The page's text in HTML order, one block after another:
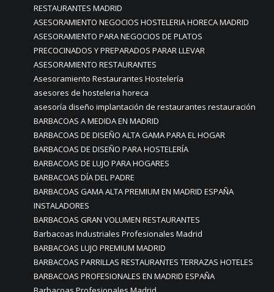
RESTAURANTES MADRID
ASESORAMIENTO NEGOCIOS HOSTELERIA HORECA MADRID
ASESORAMIENTO PARA NEGOCIOS DE PLATOS
PRECOCINADOS Y PREPARADOS PARAR LLEVAR
ASESORAMIENTO RESTAURANTES
Asesoramiento Restaurantes Hostelería
asesores de hosteleria horeca
asesoría diseño implantación de restaurantes restauración
BARBACOAS A MEDIDA EN MADRID
BARBACOAS DE DISEÑO ALTA GAMA PARA EL HOGAR
BARBACOAS DE DISEÑO PARA HOSTELERÍA
BARBACOAS DE LUJO PARA HOGARES
BARBACOAS DÍA DEL PADRE
BARBACOAS GAMA ALTA PREMIUM EN MADRID ESPAÑA
INSTALADORES
BARBACOAS GRAN VOLUMEN RESTAURANTES
Barbacoas Industriales Profesionales Madrid
BARBACOAS LUJO PREMIUM MADRID
BARBACOAS PARRILLAS RESTAURANTES TERRAZAS HOTELES
BARBACOAS PROFESIONALES EN MADRID ESPAÑA